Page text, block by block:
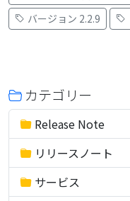
バージョン 2.2.9
カテゴリー
Release Note
リリースノート
サービス